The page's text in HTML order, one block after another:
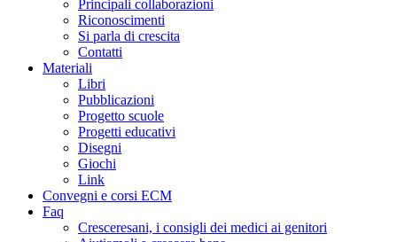
Principali collaborazioni
Riconoscimenti
Si parla di crescita
Contatti
Materiali
Libri
Pubblicazioni
Progetto scuole
Progetti educativi
Disegni
Giochi
Link
Convegni e corsi ECM
Faq
Cresceresani, i consigli dei medici ai genitori